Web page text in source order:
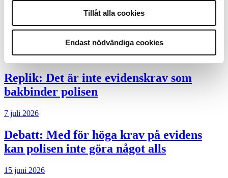
Tillåt alla cookies
Endast nödvändiga cookies
Det handlar om
kunskapsstyrning – inte om forskarnas
motiv
8 juli 2026
Replik: Det är inte evidenskrav som
bakbinder polisen
7 juli 2026
Debatt: Med för höga krav på evidens
kan polisen inte göra något alls
15 juni 2026